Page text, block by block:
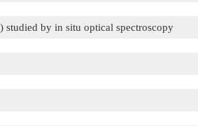
by in situ optical spectroscopy